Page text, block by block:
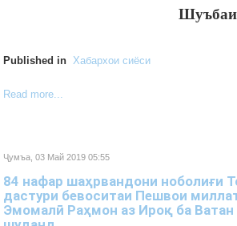
Шуъбаи
Published in Хабархои сиёси
Read more...
Ҷумъа, 03 Май 2019 05:55
84 нафар шаҳрвандони ноболиғи
дастури бевоситаи Пешвои
Эмомалӣ Раҳмон аз Ироқ ба